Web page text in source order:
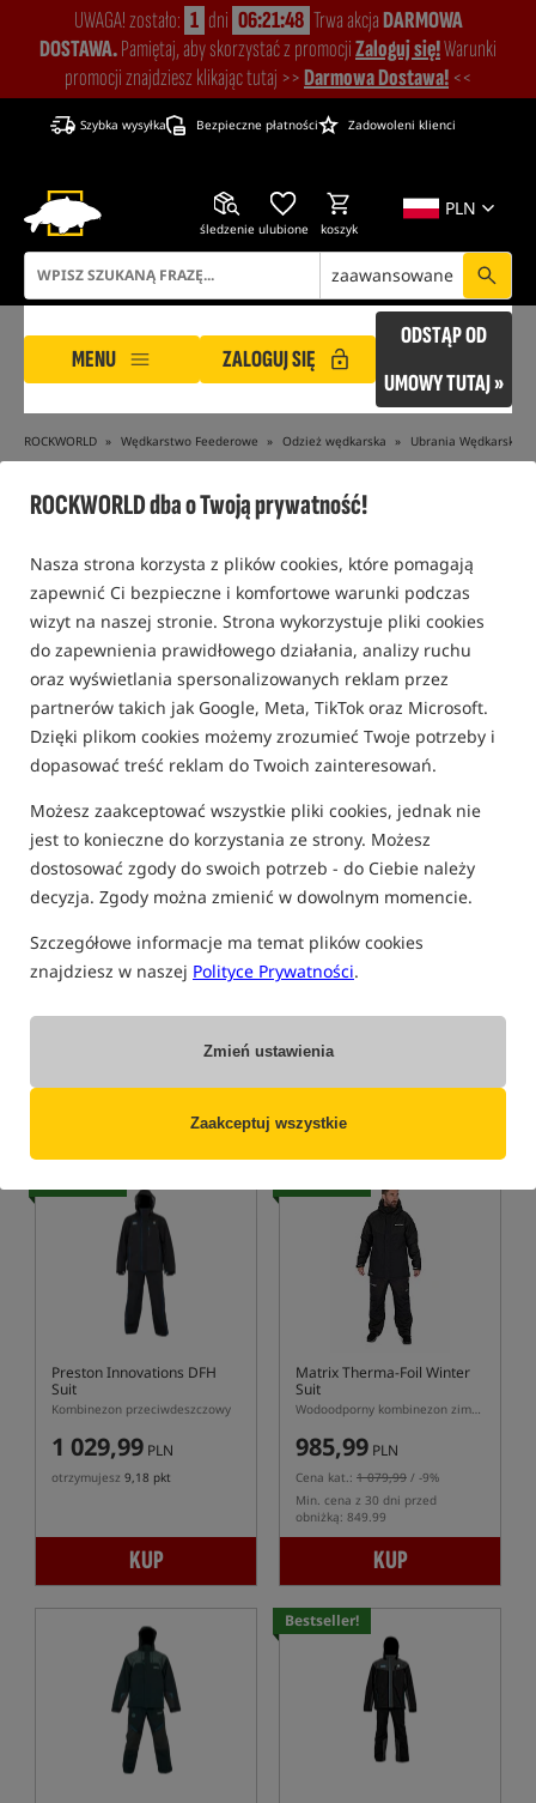
ROCKWORLD dba o Twoją prywatność!
Nasza strona korzysta z plików cookies, które pomagają
zapewnić Ci bezpieczne i komfortowe warunki podczas
wizyt na naszej stronie. Strona wykorzystuje pliki cookies
do zapewnienia prawidłowego działania, analizy ruchu
oraz wyświetlania spersonalizowanych reklam przez
partnerów takich jak Google, Meta, TikTok oraz Microsoft.
Dzięki plikom cookies możemy zrozumieć Twoje potrzeby i
dopasować treść reklam do Twoich zainteresowań.
Możesz zaakceptować wszystkie pliki cookies, jednak nie
jest to konieczne do korzystania ze strony. Możesz
dostosować zgody do swoich potrzeb - do Ciebie należy
decyzja. Zgody można zmienić w dowolnym momencie.
Szczegółowe informacje ma temat plików cookies
znajdziesz w naszej Polityce Prywatności.
Zmień ustawienia
Zaakceptuj wszystkie
UWAGA! zostało: 1 dni 06:21:48 Trwa akcjaDARMOWA
DOSTAWA.Pamiętaj, aby skorzystać z promocjiZaloguj się!Warunki
promocji znajdziesz klikając tutaj >>Darmowa Dostawa! <<
Szybka wysyłka Bezpieczne płatności Zadowoleni klienci
PLN
śledzenie ulubione koszyk
zaawansowane
MENU ZALOGUJ SIĘ
ODSTĄP OD
UMOWY TUTAJ »
ROCKWORLD Wędkarstwo Feederowe Odzież wędkarska Ubrania Wędkarskie
FILTRUJ
KURTKI I KOMBINEZONY WĘDKARSKIE
Promocja
Preston Innovations DF
Ultra Suit
Kombinezon przeciwdeszczowy
1 254,99PLN
Nowość!
Matrix Pro-X Outer Shell
Jacket
814,99PLN
Preston Innovations DFH
Suit
Kombinezon przeciwdeszczowy
1 029,99 PLN
otrzymujesz 9,18 pkt
KUP
Matrix Therma-Foil Winter
Suit
Wodoodporny kombinezon zimowy
985,99 PLN
Cena kat.: 1 079,99 / -9%
Min. cena z 30 dni przed
obniżką: 849.99
KUP
Bestseller!